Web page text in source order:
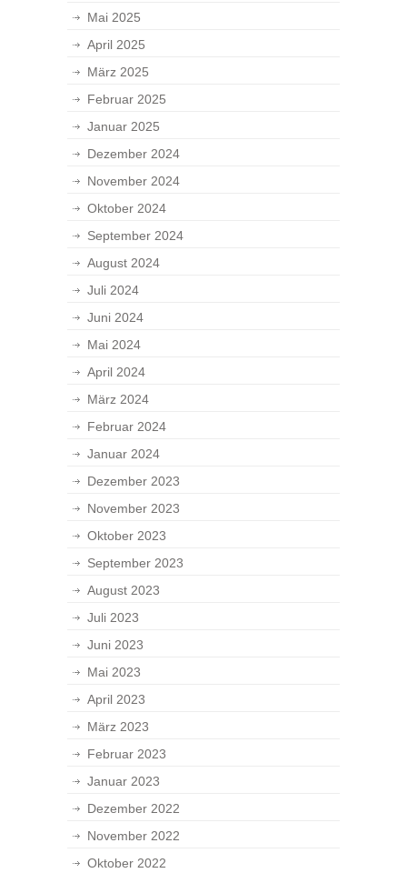
Mai 2025
April 2025
März 2025
Februar 2025
Januar 2025
Dezember 2024
November 2024
Oktober 2024
September 2024
August 2024
Juli 2024
Juni 2024
Mai 2024
April 2024
März 2024
Februar 2024
Januar 2024
Dezember 2023
November 2023
Oktober 2023
September 2023
August 2023
Juli 2023
Juni 2023
Mai 2023
April 2023
März 2023
Februar 2023
Januar 2023
Dezember 2022
November 2022
Oktober 2022